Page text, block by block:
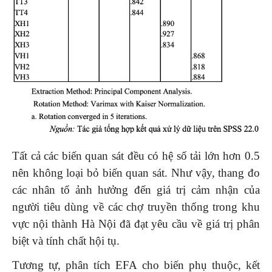
Tất cả các biến quan sát đều có hệ số tải lớn hơn 0.5
nên không loại bỏ biến quan sát. Như vậy, thang đo
các nhân tố ảnh hưởng đến giá trị cảm nhận của
người tiêu dùng về các chợ truyền thống trong khu
vực nội thành Hà Nội đã đạt yêu cầu về giá trị phân
biệt và tính chất hội tụ.
Tương tự, phân tích EFA cho biến phụ thuộc, kết